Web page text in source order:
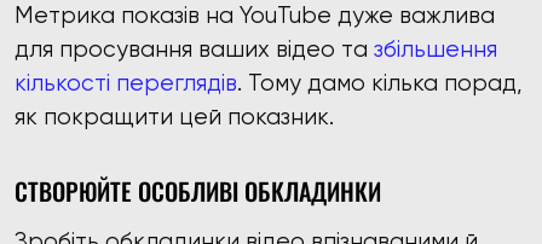
Метрика показів на YouTube дуже важлива
для просування ваших відео та збільшення
кількості переглядів. Тому дамо кілька порад,
як покращити цей показник.
СТВОРЮЙТЕ ОСОБЛИВІ ОБКЛАДИНКИ